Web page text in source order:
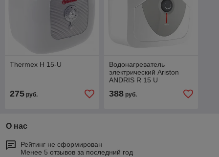
Thermex H 15-U
275 руб.
Водонагреватель
электрический Ariston
ANDRIS R 15 U
388руб.
О нас
Рейтинг не сформирован
Менее 5 отзывов за последний год